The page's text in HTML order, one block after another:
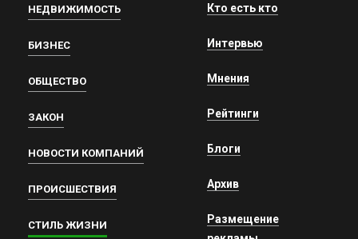
НЕДВИЖИМОСТЬ
БИЗНЕС
ОБЩЕСТВО
ЗАКОН
НОВОСТИ КОМПАНИЙ
ПРОИСШЕСТВИЯ
СТИЛЬ ЖИЗНИ
Кто есть кто
Интервью
Мнения
Рейтинги
Блоги
Архив
Размещение